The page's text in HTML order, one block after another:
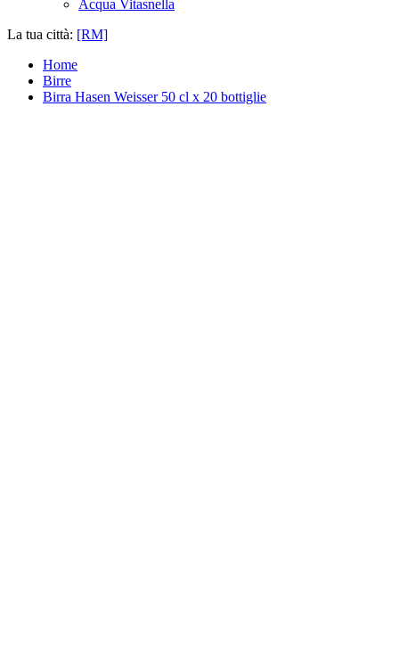
Acqua Vitasnella
La tua città: [RM]
Home
Birre
Birra Hasen Weisser 50 cl x 20 bottiglie